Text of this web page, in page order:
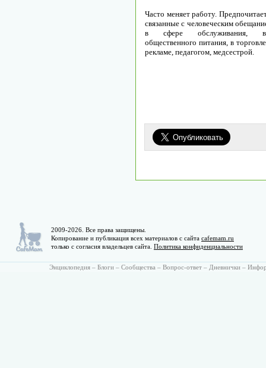
Часто меняет работу.
связанные с человеческим
в сфере обслуживания,
общественного питания, в
рекламе, педагогом, медсестрой.
2009-2026. Все права защищены.
Копирование и публикация всех материалов с сайта cafemam.ru
только с согласия владельцев сайта. Политика конфиденциальности
Энциклопедия – Блоги – Сообщества – Вопрос-ответ – Дневнички –